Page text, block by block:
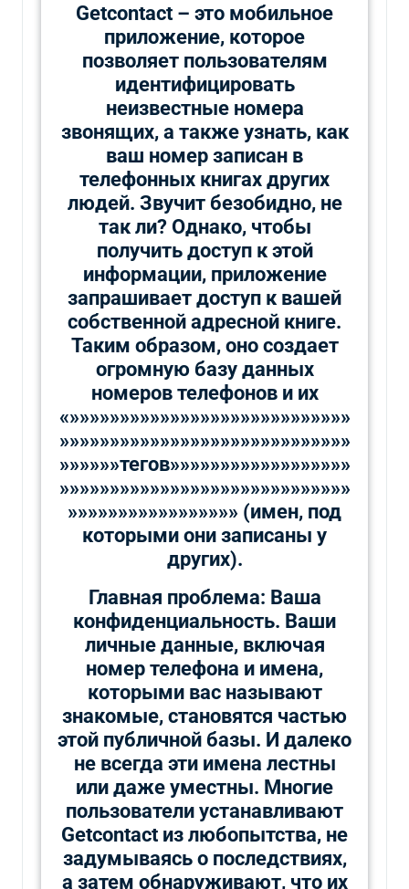
Getcontact – это мобильное
приложение, которое
позволяет пользователям
идентифицировать
неизвестные номера
звонящих, а также узнать, как
ваш номер записан в
телефонных книгах других
людей. Звучит безобидно, не
так ли? Однако, чтобы
получить доступ к этой
информации, приложение
запрашивает доступ к вашей
собственной адресной книге.
Таким образом, оно создает
огромную базу данных
номеров телефонов и их
«»»»»»»»»»»»»»»»»»»»»»»»»»»»»
»»»»»»»»»»»»»»»»»»»»»»»»»»»»»
»»»»»»тегов»»»»»»»»»»»»»»»»»»
»»»»»»»»»»»»»»»»»»»»»»»»»»»»»
»»»»»»»»»»»»»»»»» (имен, под
которыми они записаны у
других).
Главная проблема: Ваша
конфиденциальность. Ваши
личные данные, включая
номер телефона и имена,
которыми вас называют
знакомые, становятся частью
этой публичной базы. И далеко
не всегда эти имена лестны
или даже уместны. Многие
пользователи устанавливают
Getcontact из любопытства, не
задумываясь о последствиях,
а затем обнаруживают, что их